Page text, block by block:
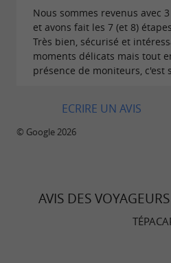
parc. Une façon ludique
développer son sens de
un moment sportif en
team building ou encore
N’hésitez pas à nous
Décathlon Village à
rendre en voiture, garez-
Nous sommes revenus avec
et avons fait les 7 (et 8)
Très bien, sécurisé et
moments délicats mais tout
présence de moniteurs, c'est
ECRIRE UN AVIS
© Google 2026
AVIS DES VOYAGEURS